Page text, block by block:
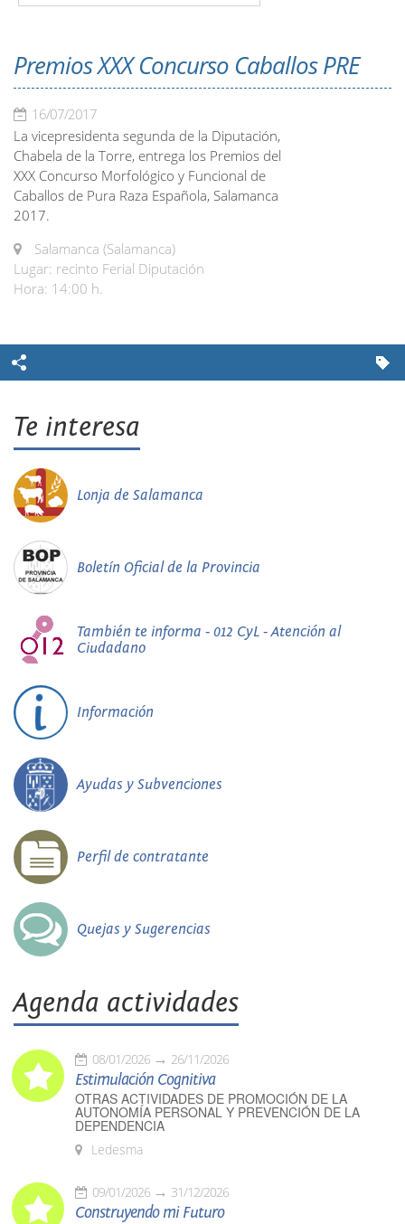
Premios XXX Concurso Caballos PRE
16/07/2017
La vicepresidenta segunda de la Diputación,
Chabela de la Torre, entrega los Premios del
XXX Concurso Morfológico y Funcional de
Caballos de Pura Raza Española, Salamanca
2017.
Salamanca (Salamanca)
Lugar: recinto Ferial Diputación
Hora: 14:00 h.
Te interesa
Lonja de Salamanca
Boletín Oficial de la Provincia
También te informa - 012 CyL - Atención al
Ciudadano
Información
Ayudas y Subvenciones
Perfil de contratante
Quejas y Sugerencias
Agenda actividades
08/01/2026 26/11/2026
Estimulación Cognitiva
OTRAS ACTIVIDADES DE PROMOCIÓN DE LA
AUTONOMÍA PERSONAL Y PREVENCIÓN DE LA
DEPENDENCIA
Ledesma
09/01/2026 31/12/2026
Construyendo mi Futuro